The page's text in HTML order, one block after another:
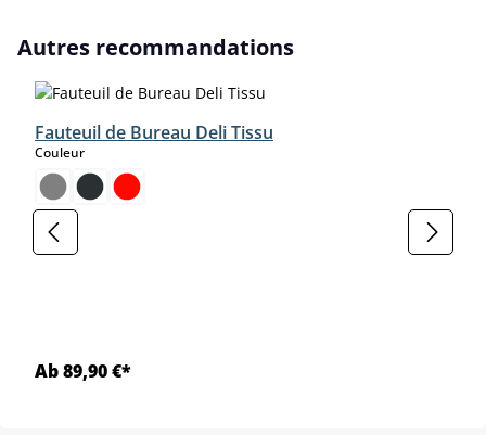
Ignorer la galerie de produits
Autres recommandations
Fauteuil de Bureau Deli Tissu
Couleurselect
Ab 89,90 €*